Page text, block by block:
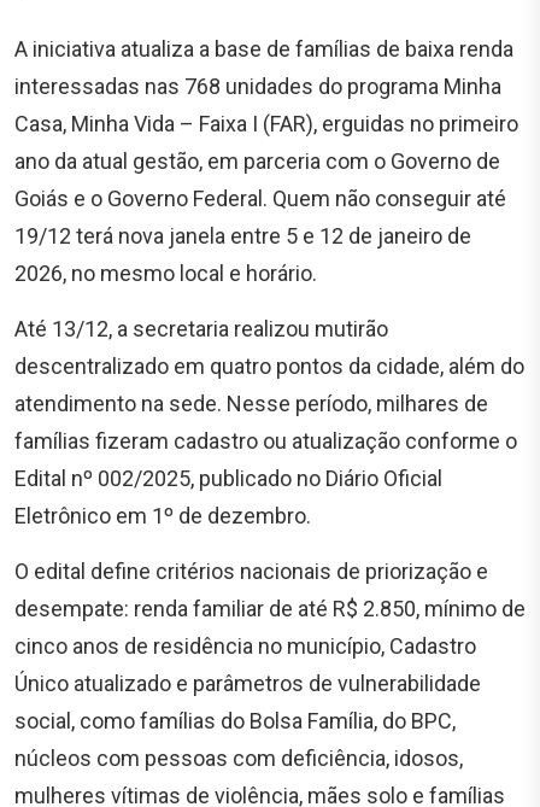
A iniciativa atualiza a base de famílias de baixa renda
interessadas nas 768 unidades do programa Minha
Casa, Minha Vida – Faixa I (FAR), erguidas no primeiro
ano da atual gestão, em parceria com o Governo de
Goiás e o Governo Federal. Quem não conseguir até
19/12 terá nova janela entre 5 e 12 de janeiro de
2026, no mesmo local e horário.
Até 13/12, a secretaria realizou mutirão
descentralizado em quatro pontos da cidade, além do
atendimento na sede. Nesse período, milhares de
famílias fizeram cadastro ou atualização conforme o
Edital nº 002/2025, publicado no Diário Oficial
Eletrônico em 1º de dezembro.
O edital define critérios nacionais de priorização e
desempate: renda familiar de até R$ 2.850, mínimo de
cinco anos de residência no município, Cadastro
Único atualizado e parâmetros de vulnerabilidade
social, como famílias do Bolsa Família, do BPC,
núcleos com pessoas com deficiência, idosos,
mulheres vítimas de violência, mães solo e famílias